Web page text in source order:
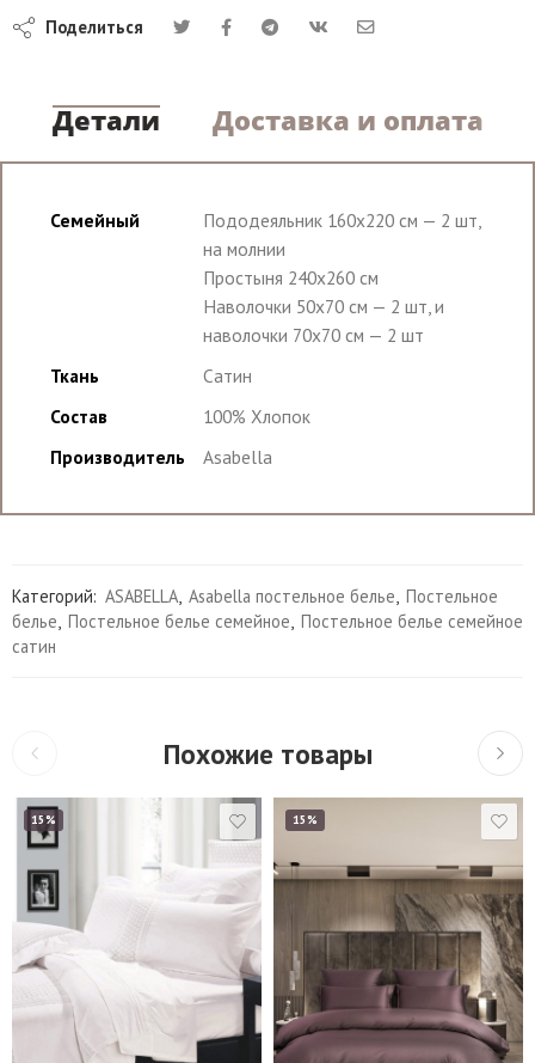
Поделиться
Детали Доставка и оплата
Семейный
Пододеяльник 160х220 см — 2 шт,
на молнии
Простыня 240х260 см
Наволочки 50х70 см — 2 шт, и
наволочки 70х70 см — 2 шт
Ткань
Сатин
Состав
100% Хлопок
Производитель
Asabella
Категорий: ASABELLA, Asabella постельное белье, Постельное
белье, Постельное белье семейное, Постельное белье семейное
сатин
Похожие товары
15%
Наволочки 50х70 см
- 2 шт
15%